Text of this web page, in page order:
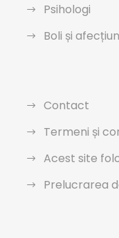
Psihologi
Boli și
Contact
Termeni și
Acest site
Prelucrarea